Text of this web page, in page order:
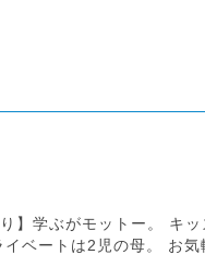
】学ぶがモットー。 キ
ベートは2児の母。 お気